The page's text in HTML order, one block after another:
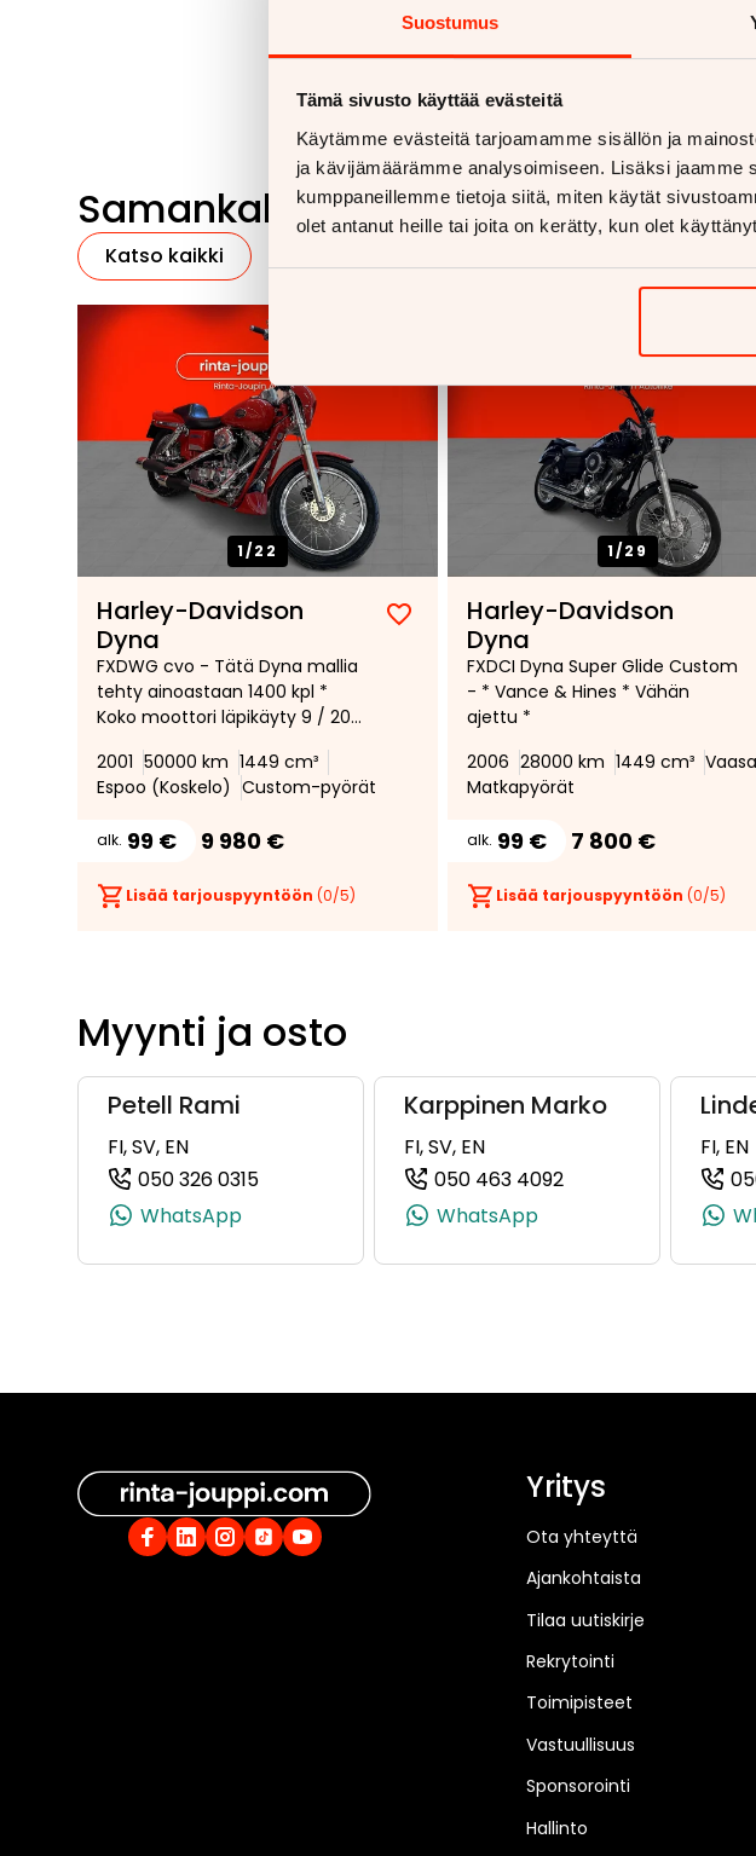
Suostumus
Tämä sivusto käyttää evästeitä
Käytämme evästeitä tarjoamamme sisällön ja
ja kävijämäärämme analysoimiseen. Lisäksi
kumppaneillemme tietoja siitä, miten käytät
olet antanut heille tai joita on kerätty, kun olet
Samankaltaisia ajoneuvoja
Katso kaikki
1/22
Harley-Davidson
Dyna
Lisää
suosikiksi
Poista
suosikeista
FXDWG cvo - Tätä Dyna mallia
tehty ainoastaan 1400 kpl *
Koko moottori läpikäyty 9 / 2023
* Todella hieno CVO dyna *
2001 50000 km 1449 cm³
Espoo (Koskelo) Custom-pyörät
alk. 99 € 9 980 €
Lisää tarjouspyyntöön (0/5)
1/29
Harley-Davidson
Dyna
FXDCI Dyna Super Glide Custom
- * Vance & Hines * Vähän
ajettu *
2006 28000 km 1449 cm³ Vaasa
Matkapyörät
alk. 99 € 7 800 €
Lisää tarjouspyyntöön (0/5)
Myynti ja osto
Petell Rami
FI, SV, EN
050 326 0315
(+358503260315, 0503260315, +358 50 326 0315)
WhatsApp
Karppinen Marko
FI, SV, EN
050 463 4092
(+358504634092,
WhatsApp
FI, EN
Yritys
Ota yhteyttä
Ajankohtaista
Tilaa uutiskirje
Rekrytointi
Toimipisteet
Vastuullisuus
Sponsorointi
Hallinto